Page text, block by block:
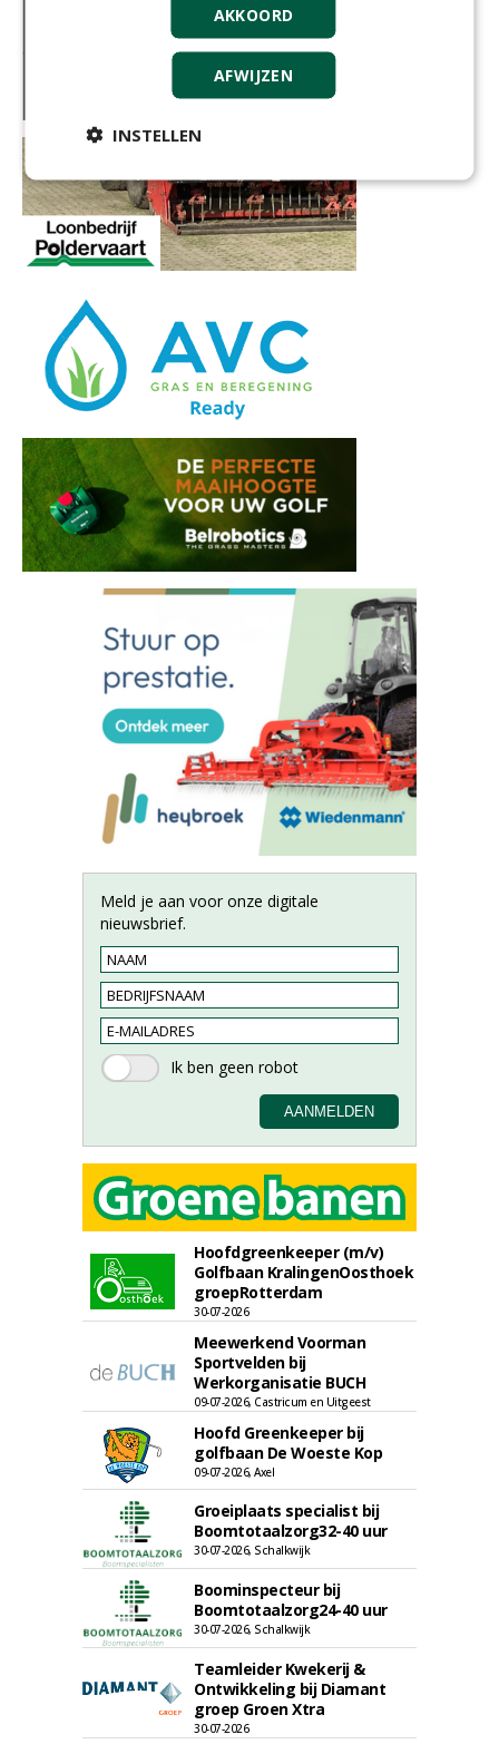
Meld je aan voor onze digitale
nieuwsbrief.
Hoofdgreenkeeper (m/v)
Golfbaan KralingenOosthoek
groepRotterdam
30-07-2026
Meewerkend Voorman
Sportvelden bij
Werkorganisatie BUCH
09-07-2026, Castricum en Uitgeest
Hoofd Greenkeeper bij
golfbaan De Woeste Kop
09-07-2026, Axel
Groeiplaats specialist bij
Boomtotaalzorg32-40 uur
30-07-2026, Schalkwijk
Boominspecteur bij
Boomtotaalzorg24-40 uur
30-07-2026, Schalkwijk
Teamleider Kwekerij &
Ontwikkeling bij Diamant
groep Groen Xtra
30-07-2026
AKKOORD
AFWIJZEN
INSTELLEN